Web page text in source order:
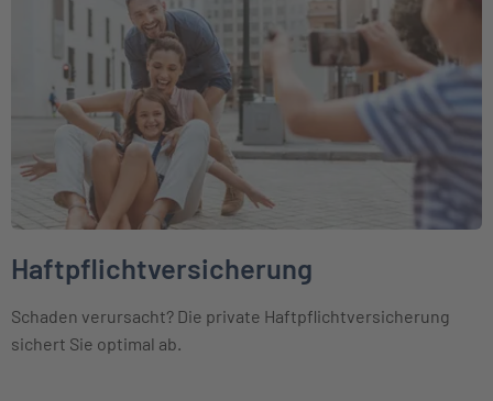
Haftpflichtversicherung
Schaden verursacht? Die private Haftpflichtversicherung
sichert Sie optimal ab.